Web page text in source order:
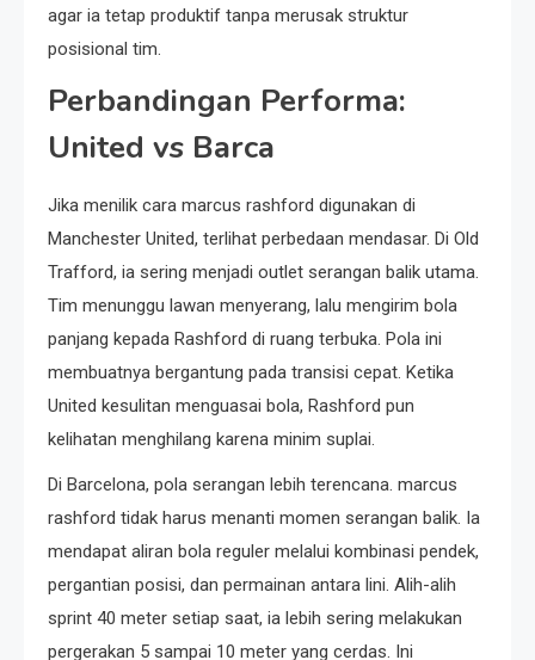
agar ia tetap produktif tanpa merusak struktur
posisional tim.
Perbandingan Performa:
United vs Barca
Jika menilik cara marcus rashford digunakan di
Manchester United, terlihat perbedaan mendasar. Di Old
Trafford, ia sering menjadi outlet serangan balik utama.
Tim menunggu lawan menyerang, lalu mengirim bola
panjang kepada Rashford di ruang terbuka. Pola ini
membuatnya bergantung pada transisi cepat. Ketika
United kesulitan menguasai bola, Rashford pun
kelihatan menghilang karena minim suplai.
Di Barcelona, pola serangan lebih terencana. marcus
rashford tidak harus menanti momen serangan balik. Ia
mendapat aliran bola reguler melalui kombinasi pendek,
pergantian posisi, dan permainan antara lini. Alih-alih
sprint 40 meter setiap saat, ia lebih sering melakukan
pergerakan 5 sampai 10 meter yang cerdas. Ini